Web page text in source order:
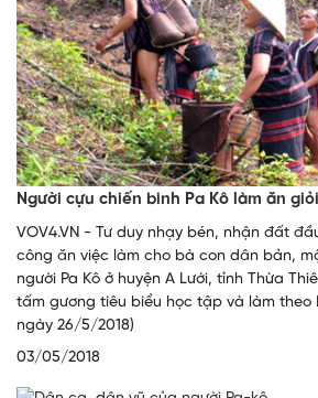
Người cựu chiến binh Pa Kô làm ăn giỏi
VOV4.VN - Tư duy nhạy bén, nhận đất
công ăn việc làm cho bà con dân bản,
người Pa Kô ở huyện A Lưới, tỉnh Thừa
tấm gương tiêu biểu học tập và làm theo
ngày 26/5/2018)
03/05/2018